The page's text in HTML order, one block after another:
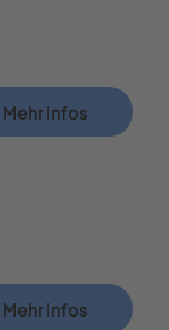
Mehr Infos
Mehr Infos